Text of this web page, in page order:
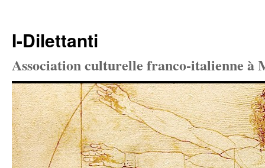
I-Dilettanti
Association culturelle franco-italienne à